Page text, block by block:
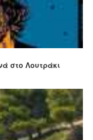
στο Λουτράκι